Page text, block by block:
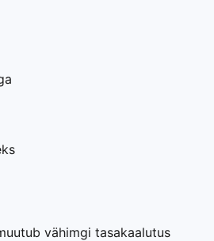
vähimgi tasakaalutus